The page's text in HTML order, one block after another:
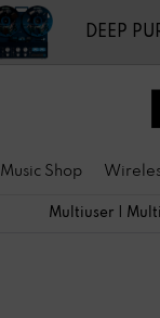
DEEP
Music Shop
Multiuser |